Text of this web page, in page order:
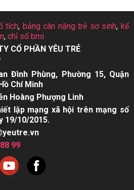
tích, bảng cân nặng trẻ sơ sinh,kể
, chỉ số bmi
CỔ PHẦN YÊU TRẺ
Đình Phùng, Phường 15, Quận
Chí Minh
Hoàng Phượng Linh
lập mạng xã hội trên mạng số
19/10/2015.
99